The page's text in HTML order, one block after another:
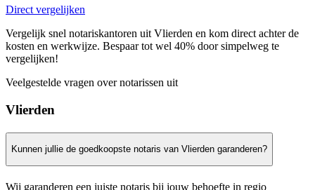
Direct vergelijken
Vergelijk snel notariskantoren uit Vlierden en kom direct achter de
kosten en werkwijze. Bespaar tot wel 40% door simpelweg te
vergelijken!
Veelgestelde vragen over notarissen uit
Vlierden
Kunnen jullie de goedkoopste notaris van Vlierden garanderen?
Wij garanderen een juiste notaris bij jouw behoefte in regio